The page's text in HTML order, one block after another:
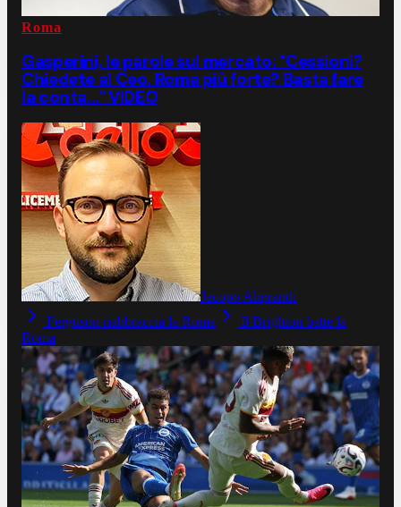
Roma
Gasperini, le parole sul mercato: "Cessioni?
Chiedete al Ceo. Roma più forte? Basta fare
la conta..." VIDEO
Jacopo Aliprandi
Ferguson riabbraccia la Roma
Il Brighton batte la
Roma